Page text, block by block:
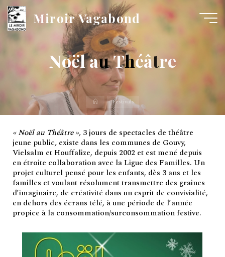
Miroir Vagabond
NoëlauThéâtre
Festivals
« Noël au Théâtre », 3 jours de spectacles de théâtre
jeune public, existe dans les communes de Gouvy,
Vielsalm et Houffalize, depuis 2002 et est mené depuis
en étroite collaboration avec la Ligue des Familles. Un
projet culturel pensé pour les enfants, dès 3 ans et les
familles et voulant résolument transmettre des graines
d’imaginaire, de créativité dans un esprit de convivialité,
en dehors des écrans télé, à une période de l’année
propice à la consommation/surconsommation festive.